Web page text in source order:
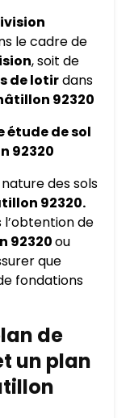
le cadre de
, soit de
de lotirdans
92320
étude de sol
92320
des sols
92320.
l’obtention de
92320ou
que
fondations
de
un plan